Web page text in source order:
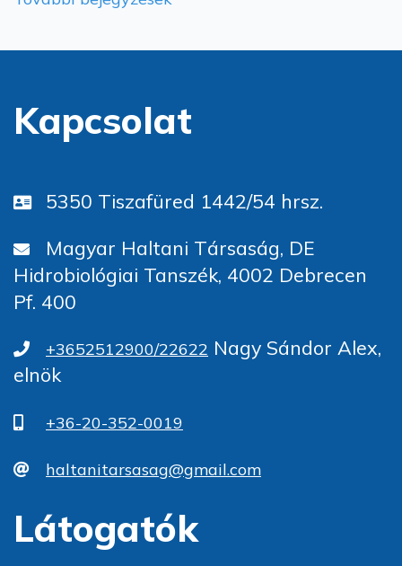
Kapcsolat
5350 Tiszafüred 1442/54 hrsz.
Magyar Haltani Társaság, DE
Hidrobiológiai Tanszék, 4002 Debrecen
Pf. 400
+3652512900/22622 Nagy Sándor Alex,
elnök
+36-20-352-0019
haltanitarsasag@gmail.com
Látogatók